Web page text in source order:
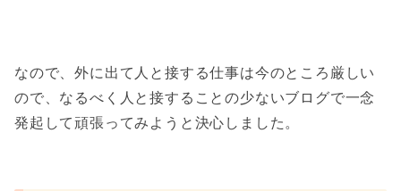
なので、外に出て人と接する仕事は今のところ厳しい
ので、なるべく人と接することの少ないブログで一念
発起して頑張ってみようと決心しました。